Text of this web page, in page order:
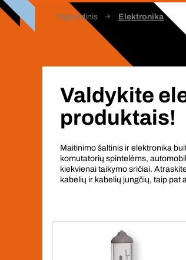
Pagrindinis Elektronika
Valdykite
produktais!
Maitinimo šaltinis ir elektronika
komutatorių spintelėms,
kiekvienai taikymo sričiai.
kabelių ir kabelių jungčių, taip